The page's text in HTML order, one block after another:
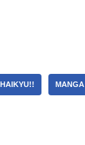
HAIKYU!! MANGA